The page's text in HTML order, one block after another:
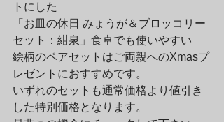
トにした
「お皿の休日 みょうが＆ブロッコリー
セット：紺泉」食卓でも使いやすい
絵柄のペアセットはご両親へのXmasプ
レゼントにおすすめです。
いずれのセットも通常価格より値引き
した特別価格となります。